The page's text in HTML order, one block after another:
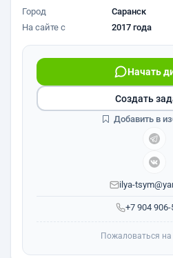
Город
Саранск
На сайте с
2017 года
+7 904
Начать
ilya-
Создать
Добавить в
Пожаловаться